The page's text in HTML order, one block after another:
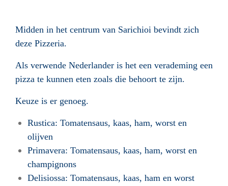
Midden in het centrum van Sarichioi bevindt zich
deze Pizzeria.
Als verwende Nederlander is het een verademing een
pizza te kunnen eten zoals die behoort te zijn.
Keuze is er genoeg.
Rustica: Tomatensaus, kaas, ham, worst en
olijven
Primavera: Tomatensaus, kaas, ham, worst en
champignons
Delisiossa: Tomatensaus, kaas, ham en worst